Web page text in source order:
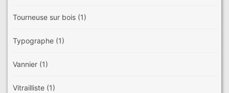
Tourneuse sur bois (1)
Typographe (1)
Vannier (1)
Vitrailliste (1)